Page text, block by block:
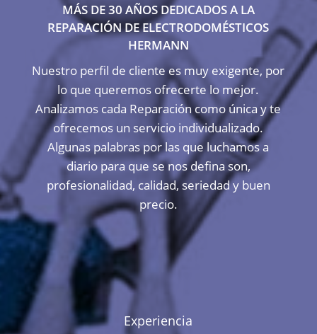
MÁS DE 30 AÑOS DEDICADOS A LA
REPARACIÓN DE ELECTRODOMÉSTICOS
HERMANN
Nuestro perfil de cliente es muy exigente, por
lo que queremos ofrecerte lo mejor.
Analizamos cada Reparación como única y te
ofrecemos un servicio individualizado.
Algunas palabras por las que luchamos a
diario para que se nos defina son,
profesionalidad, calidad, seriedad y buen
precio.
Experiencia